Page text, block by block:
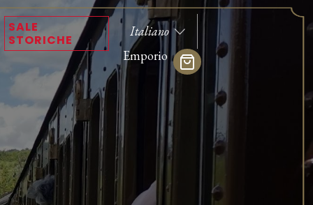
SALE
STORICHE
Emporio